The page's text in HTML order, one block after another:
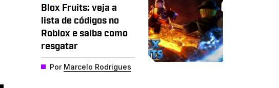
Blox Fruits: veja a
lista de códigos no
Roblox e saiba como
resgatar
Por Marcelo Rodrigues